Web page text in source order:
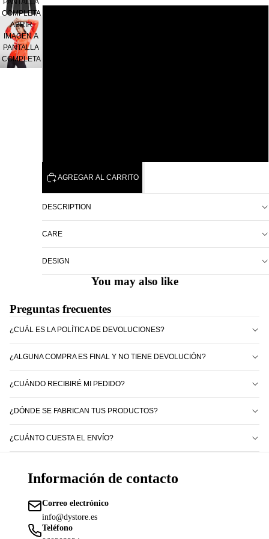
PANTALLA
COMPLETA
ABRIR
IMAGEN A
PANTALLA
COMPLETA
AGREGAR AL CARRITO
DESCRIPTION
CARE
DESIGN
You may also like
Preguntas frecuentes
¿CUÁL ES LA POLÍTICA DE DEVOLUCIONES?
¿ALGUNA COMPRA ES FINAL Y NO TIENE DEVOLUCIÓN?
¿CUÁNDO RECIBIRÉ MI PEDIDO?
¿DÓNDE SE FABRICAN TUS PRODUCTOS?
¿CUÁNTO CUESTA EL ENVÍO?
Información de contacto
Correo electrónico
info@dystore.es
Teléfono
Política de reembolso